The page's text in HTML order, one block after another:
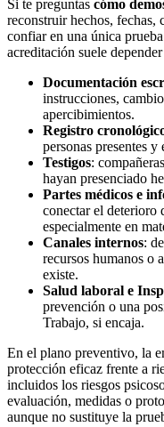
Si te preguntas cómo
reconstruir hechos, fechas,
confiar en una única
acreditación suele
Documentación
instrucciones,
apercibimientos.
Registro
personas presentes
Testigos:
hayan presenciado
Partes médicos e
conectar el deterioro
especialmente en
Canales internos:
recursos humanos o
existe.
Salud laboral e
prevención o una
Trabajo, si encaja.
En el plano preventivo, la
protección eficaz frente a
incluidos los riesgos
evaluación, medidas o
aunque no sustituye la